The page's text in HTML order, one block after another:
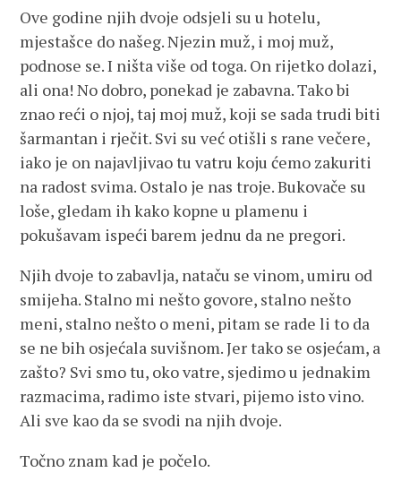
Ove godine njih dvoje odsjeli su u hotelu,
mjestašce do našeg. Njezin muž, i moj muž,
podnose se. I ništa više od toga. On rijetko dolazi,
ali ona! No dobro, ponekad je zabavna. Tako bi
znao reći o njoj, taj moj muž, koji se sada trudi biti
šarmantan i rječit. Svi su već otišli s rane večere,
iako je on najavljivao tu vatru koju ćemo zakuriti
na radost svima. Ostalo je nas troje. Bukovače su
loše, gledam ih kako kopne u plamenu i
pokušavam ispeći barem jednu da ne pregori.
Njih dvoje to zabavlja, nataču se vinom, umiru od
smijeha. Stalno mi nešto govore, stalno nešto
meni, stalno nešto o meni, pitam se rade li to da
se ne bih osjećala suvišnom. Jer tako se osjećam, a
zašto? Svi smo tu, oko vatre, sjedimo u jednakim
razmacima, radimo iste stvari, pijemo isto vino.
Ali sve kao da se svodi na njih dvoje.
Točno znam kad je počelo.